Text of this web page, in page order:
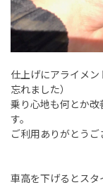
仕上げにアライメ
忘れました）
乗り心地も何とか
す。
ご利用ありがとうご
車高を下げるとスタ